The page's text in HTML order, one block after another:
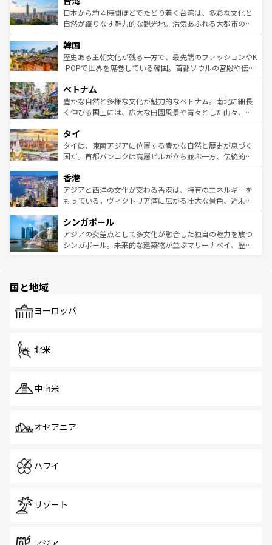
情報はコンテンツ一覧を参照してほしい。
人々、おいしいローカルフードやハワイアンミュージッ
ク、伝統的なフラダンスなど、すべてがハワイの魅力を彩
ワイを、存分に味わってほしい。 なお、新着のハワイ情報
はコンテンツ一覧を参照してほしい。
ク）、タスマニアの美しい原生林やケアンズの熱帯雨林な
ど、見どころがたくさん。また、カフェやワイン、オージ
いる。アクティビティも充実しており、サーフィンやダイ
ビング、ハイキングなど、アウトドア好きにはたまらな
い。オーストラリアの多彩な魅力を存分に味わいつくそ
参照してほしい。
日本から約４時間ほどでたどり着く台湾は、多彩な文化と
自然が織りなす魅力的な観光地。活気あふれる大都市の台
ン）、静ひつな山岳地帯である台湾東部など、都市の喧騒
と山間の静けさが共存しており、訪れる人に新しい発見と
驚きをもたらしてくれる。また、奥深い台湾の食文化も魅
容にもいいと評判のスイーツなど、バラエティ豊かな料理
が味わえる。 なお、新着の台湾情報は コンテンツ一覧を参
照してほしい。
韓国
歴史ある王朝文化が残る一方で、最先端のファッションやK
-POPで世界を席巻している韓国。首都ソウルの宮殿や伝統
き、地方に足を延ばせば四季折々の自然美を楽しむことが
できる。そして、キムチや焼肉、絶品のストリートフード
まで、さまざまな韓国料理が待っている。夜には、韓国な
リティに包まれながら、韓国の多彩な魅力を心ゆくまで味
わってみてほしい。 なお、新着の韓国情報はコンテンツ一
覧を参照してほしい。
ベトナム
豊かな自然と多様な文化が魅力的なベトナム。南北に細長
く伸びる国土には、広大な田園風景や青々とした山々、世
急速な発展と共に伝統が息づく。ハノイの古い町並みやホ
ーチミン市のフランス統治時代の建物も、独特の雰囲気を
醸し出している。また、バラエティの豊かさとおいしさで
とつ。フォーやバインミー、ベトナムコーヒーなどは、ぜ
ひ現地で味わいたい。どの地域を訪れてもあたたかい人々
が旅行者を迎えてくれるので、きっと忘れられない旅にな
参照してほしい。
タイ
タイは、東南アジアに位置する豊かな自然と歴史が息づく
国だ。首都バンコクは高層ビルが立ち並ぶ一方、伝統的な
の活気が交差している。北部ではチェンマイなどの山岳地
帯で自然と触れ合い、南部ではプーケットやクラビの美し
いビーチでリゾート気分を楽しむことができる。タイ料理
激する。気候は一年中温暖で、どの季節にも異なる楽しみ
が待っている。親しみやすいタイの人々、仏教を中心とし
た文化、そして多様な観光資源が、訪れる旅人を魅了し続
香港
アジアと西洋の文化が交わる香港は、特有のエネルギーを
もっている。ヴィクトリア湾に広がる壮大な景色、近未来
み、どこを訪れても感動するはず。観光スポットが密集し
ており、効率よく見どころを回れるのも魅力。息をのむよ
うな絶景から文化的な体験まで、香港を存分に楽しみ尽く
シンガポール
アジアの交差点として多文化が融合した独自の魅力を放つ
シンガポール。未来的な建築物が並ぶマリーナベイ、歴史
で、ホーカーズは地元の風情を楽しめる外せないスポット
国と地域
ヨーロッパ
北米
中南米
オセアニア
ハワイ
リゾート